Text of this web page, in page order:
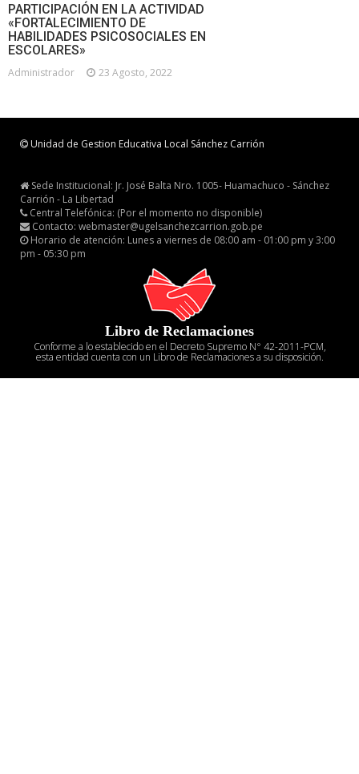
PARTICIPACIÓN EN LA ACTIVIDAD
«FORTALECIMIENTO DE
HABILIDADES PSICOSOCIALES EN
ESCOLARES»
Administrador 23 Agosto, 2022
Unidad de Gestion Educativa Local Sánchez Carrión
Sede Institucional: Jr. José Balta Nro. 1005- Huamachuco - Sánchez
Carrión - La Libertad
Central Telefónica: (Por el momento no disponible)
Contacto: webmaster@ugelsanchezcarrion.gob.pe
Horario de atención: Lunes a viernes de 08:00 am - 01:00 pm y 3:00
pm - 05:30 pm
Libro de Reclamaciones
Conforme a lo establecido en el Decreto Supremo N° 42-2011-PCM,
esta entidad cuenta con un Libro de Reclamaciones a su disposición.